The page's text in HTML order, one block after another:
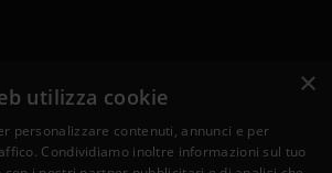
×
utilizza cookie
personalizzare contenuti, annunci e per
Condividiamo inoltre informazioni sul tuo